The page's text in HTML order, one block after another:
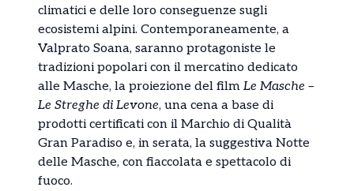
climatici e delle loro conseguenze sugli
ecosistemi alpini. Contemporaneamente, a
Valprato Soana, saranno protagoniste le
tradizioni popolari con il mercatino dedicato
alle Masche, la proiezione del film Le Masche –
Le Streghe di Levone, una cena a base di
prodotti certificati con il Marchio di Qualità
Gran Paradiso e, in serata, la suggestiva Notte
delle Masche, con fiaccolata e spettacolo di
fuoco.